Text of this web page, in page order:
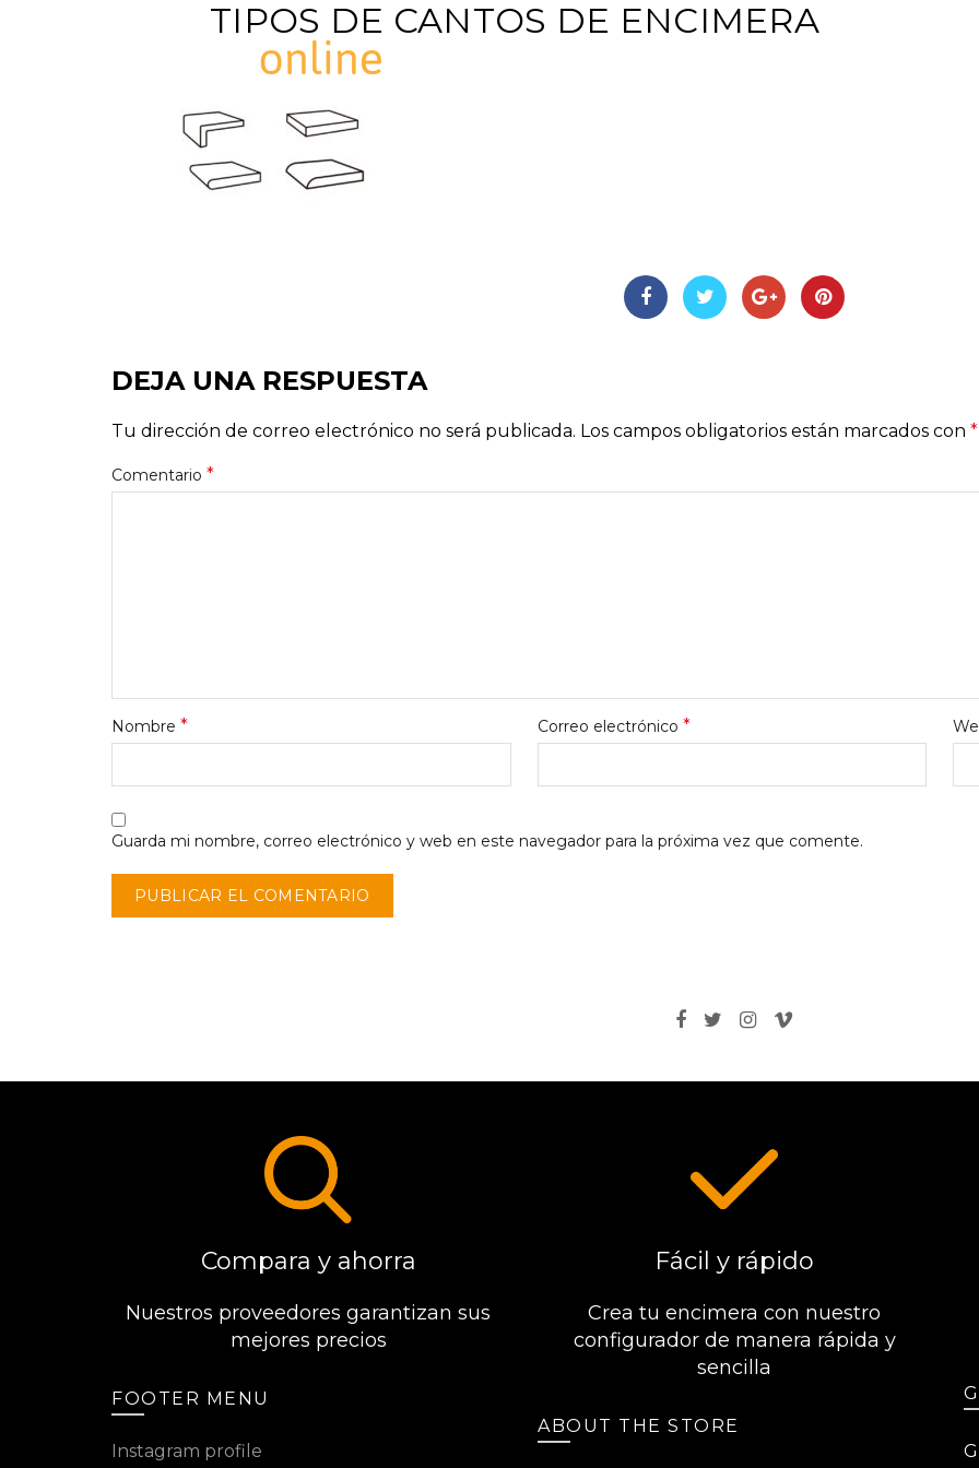
TIPOS DE CANTOS DE ENCIMERA
DEJA UNA RESPUESTA
Tu dirección de correo electrónico no será publicada. Los campos obligatorios están marcados con *
Comentario *
Nombre * Correo electrónico*
Guarda mi nombre, correo electrónico y web en este navegador para la próxima vez que comente.
Compara y ahorra
Nuestros proveedores garantizan sus
mejores precios
FOOTER MENU
Instagram profile
Fácil y rápido
Crea tu encimera con nuestro
configurador de manera rápida y
sencilla
ABOUT THE STORE